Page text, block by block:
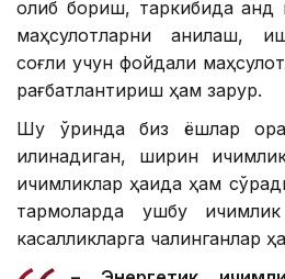
олиб бориш, таркибида қанд
маҳсулотларни аниқлаш,
соғлиқ учун фойдали
рағбатлантириш ҳам зарур.
Шу ўринда биз ёшлар
қилинадиган, ширин
ичимликлар ҳақида ҳам
тармоқларда ушбу
касалликларга чалинганлар